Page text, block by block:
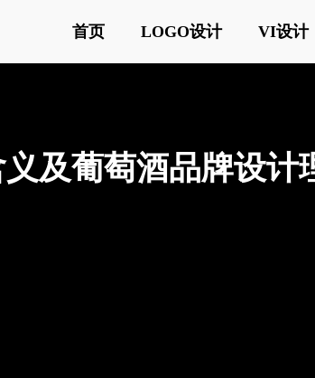
首页 LOGO设计 VI设计
及葡萄酒品牌设计